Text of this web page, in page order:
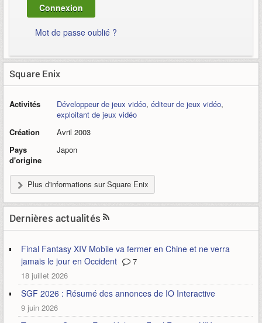
Mot de passe oublié ?
Square Enix
Activités Développeur de jeux vidéo, éditeur de jeux vidéo,
exploitant de jeux vidéo
Création
Avril 2003
Pays
d'origine
Japon
Plus d'informations sur Square Enix
Dernières actualités
Final Fantasy XIV Mobile va fermer en Chine et ne verra
jamais le jour en Occident
7
18 juillet 2026
SGF 2026 : Résumé des annonces de IO Interactive
9 juin 2026